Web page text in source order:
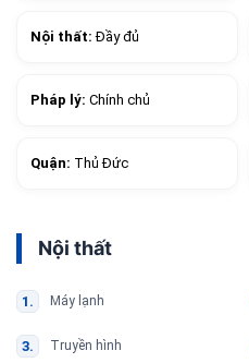
Nội thất:Đầy đủ
Pháp lý: Chính chủ
Quận: Thủ Đức
Nội thất
Máy lạnh
Truyền hình